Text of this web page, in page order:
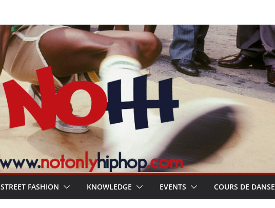
STREET FASHION KNOWLEDGE EVENTS COURS DE DANSE